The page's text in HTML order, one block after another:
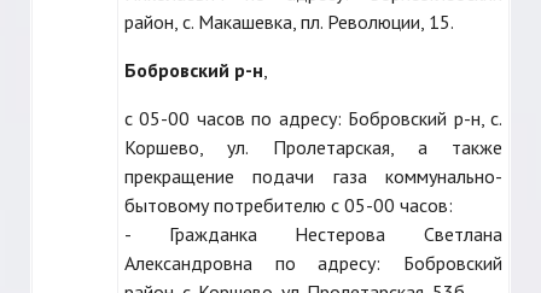
район, с. Макашевка, пл. Революции, 15.
Бобровский р-н,
с 05-00 часов по адресу: Бобровский р-н, с.
Коршево, ул. Пролетарская, а также
прекращение подачи газа коммунально-
бытовому потребителю с 05-00 часов:
- Гражданка Нестерова Светлана
Александровна по адресу: Бобровский